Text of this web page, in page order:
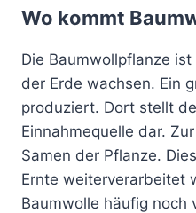
werden
weist
mehrere
Varianten
auf.
Die
Optionen
können
auf
Wo kommt
Die Baumwollpflanze
der Erde wachsen. Ein
produziert. Dort stellt
Einnahmequelle dar.
Samen der Pflanze.
Ernte weiterverarbeitet
Baumwolle häufig noch